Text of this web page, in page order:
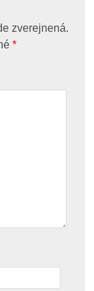
zverejnená.
*